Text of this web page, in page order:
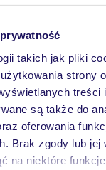
takich jak pliki
strony
treści
są także do
oferowania
Brak zgody lub jej
na niektóre